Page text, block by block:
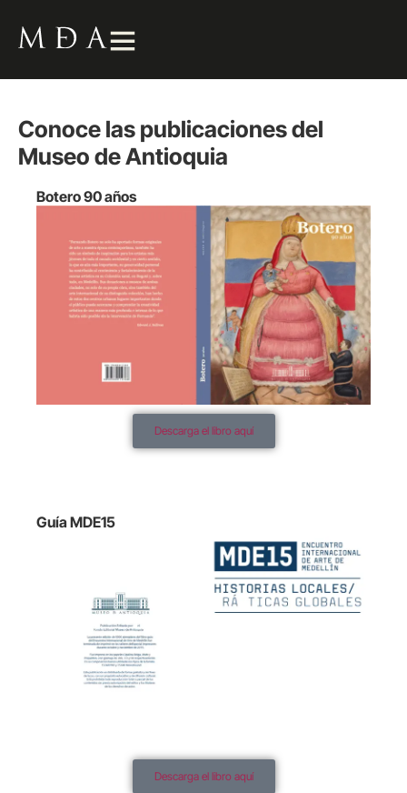
Conoce las publicaciones del
Museo de Antioquia
Botero 90 años
Descarga el libro aquí
Guía MDE15
Descarga el libro aquí